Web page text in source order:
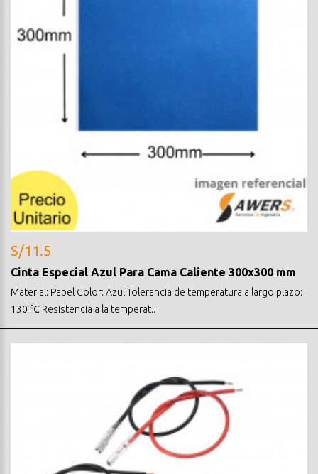
S/11.5
Cinta Especial Azul Para Cama Caliente 300x300 mm
Material: Papel Color: Azul Tolerancia de temperatura a largo plazo:
130 ℃ Resistencia a la temperat..